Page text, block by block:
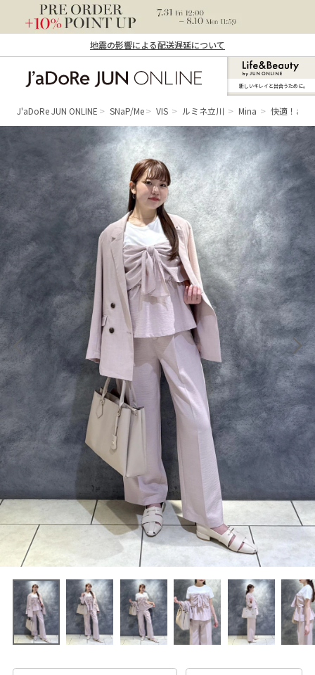
地震の影響による配送遅延について
ン オンライン）
新しいキレイと出合うために。
J'aDoRe JUN ONLINE SNaP/Me VIS ルミネ立川 Mina 快適！お